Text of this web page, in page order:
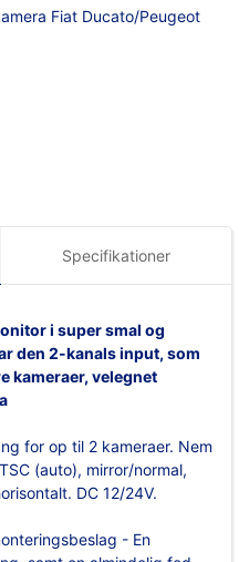
Fiat Ducato/Peugeot
Specifikationer
i super smal og
den 2-kanals input, som
kameraer, velegnet
for op til 2 kameraer. Nem
(auto), mirror/normal,
DC 12/24V.
- En